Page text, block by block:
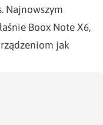
Najnowszym
Boox Note X6,
jak